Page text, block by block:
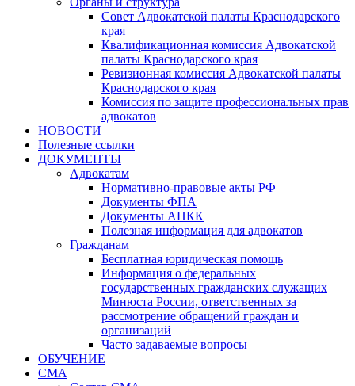
Совет Адвокатской палаты Краснодарского
края
Квалификационная комиссия Адвокатской
палаты Краснодарского края
Ревизионная комиссия Адвокатской палаты
Краснодарского края
Комиссия по защите профессиональных прав
адвокатов
НОВОСТИ
Полезные ссылки
ДОКУМЕНТЫ
Адвокатам
Нормативно-правовые акты РФ
Документы ФПА
Документы АПКК
Полезная информация для адвокатов
Гражданам
Бесплатная юридическая помощь
Информация о федеральных
государственных гражданских служащих
Минюста России, ответственных за
рассмотрение обращений граждан и
организаций
Часто задаваемые вопросы
ОБУЧЕНИЕ
СМА